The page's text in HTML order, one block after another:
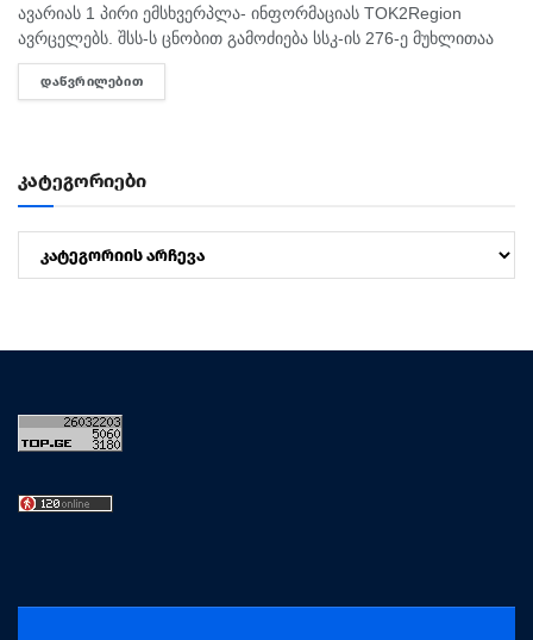
ავარიას 1 პირი ემსხვერპლა- ინფორმაციას TOK2Region
ავრცელებს. შსს-ს ცნობით გამოძიება სსკ-ის 276-ე მუხლითაა
დაწყებული, რაც ტრანსპორტის მოძრაობის უსაფრთხოების ან
ექსპლუატაციის წესის დარღვევას გულისხმობს.
ᲓᲐᲬᲕᲠᲘᲚᲔᲑᲘᲗ
კატეგორიები
კატეგორიები